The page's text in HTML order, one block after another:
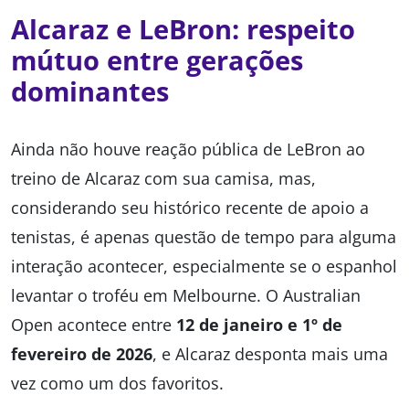
Alcaraz e LeBron: respeito
mútuo entre gerações
dominantes
Ainda não houve reação pública de LeBron ao
treino de Alcaraz com sua camisa, mas,
considerando seu histórico recente de apoio a
tenistas, é apenas questão de tempo para alguma
interação acontecer, especialmente se o espanhol
levantar o troféu em Melbourne. O Australian
Open acontece entre 12 de janeiro e 1º de
fevereiro de 2026, e Alcaraz desponta mais uma
vez como um dos favoritos.